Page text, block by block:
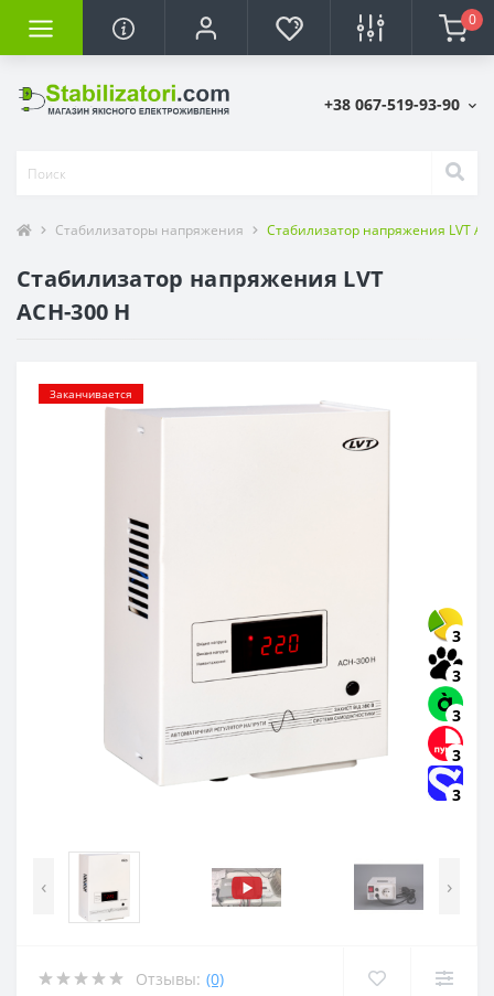
0
+38 067-519-93-90
Стабилизаторы напряжения Стабилизатор напряжения LVT
Стабилизатор напряжения LVT
АСН-300 Н
Заканчивается
3
3
3
3
3
‹ ›
Отзывы: (0)